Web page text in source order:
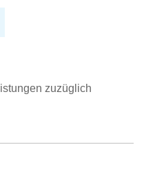
zuzüglich